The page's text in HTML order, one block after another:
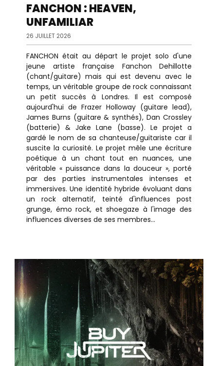
FANCHON : HEAVEN,
UNFAMILIAR
26 JUILLET 2026
FANCHON était au départ le projet solo d'une
jeune artiste française Fanchon Dehillotte
(chant/guitare) mais qui est devenu avec le
temps, un véritable groupe de rock connaissant
un petit succès à Londres. Il est composé
aujourd'hui de Frazer Holloway (guitare lead),
James Burns (guitare & synthés), Dan Crossley
(batterie) & Jake Lane (basse). Le projet a
gardé le nom de sa chanteuse/guitariste car il
suscite la curiosité. Le projet mêle une écriture
poétique à un chant tout en nuances, une
véritable « puissance dans la douceur », porté
par des parties instrumentales intenses et
immersives. Une identité hybride évoluant dans
un rock alternatif, teinté d'influences post
grunge, émo rock, et shoegaze à l'image des
influences diverses de ses membres...